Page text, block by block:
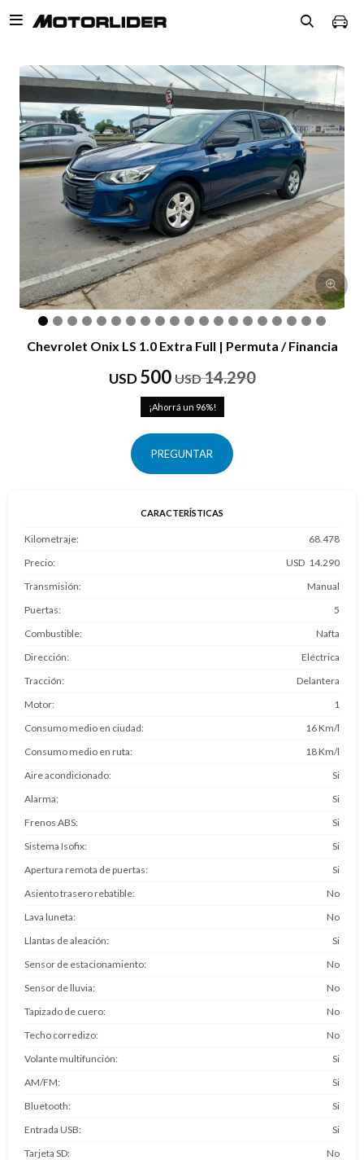

Chevrolet Onix LS 1.0 Extra Full | Permuta / Financia
USD 500 USD14.290
96
PREGUNTAR
CARACTERÍSTICAS
Kilometraje
68.478
Precio
14.290
Transmisión
Manual
Puertas
5
Combustible
Nafta
Dirección
Eléctrica
Tracción
Delantera
Motor
1
Consumo medio en ciudad
16 Km/l
Consumo medio en ruta
18 Km/l
Aire acondicionado
Si
Alarma
Si
Frenos ABS
Si
Sistema Isofix
Si
Apertura remota de puertas
Si
Asiento trasero rebatible
No
Lava luneta
No
Llantas de aleación
Si
Sensor de estacionamiento
No
Sensor de lluvia
No
Tapizado de cuero
No
Techo corredizo
No
Volante multifunción
Si
AM/FM
Si
Bluetooth
Si
Entrada USB
Si
Tarjeta SD
No